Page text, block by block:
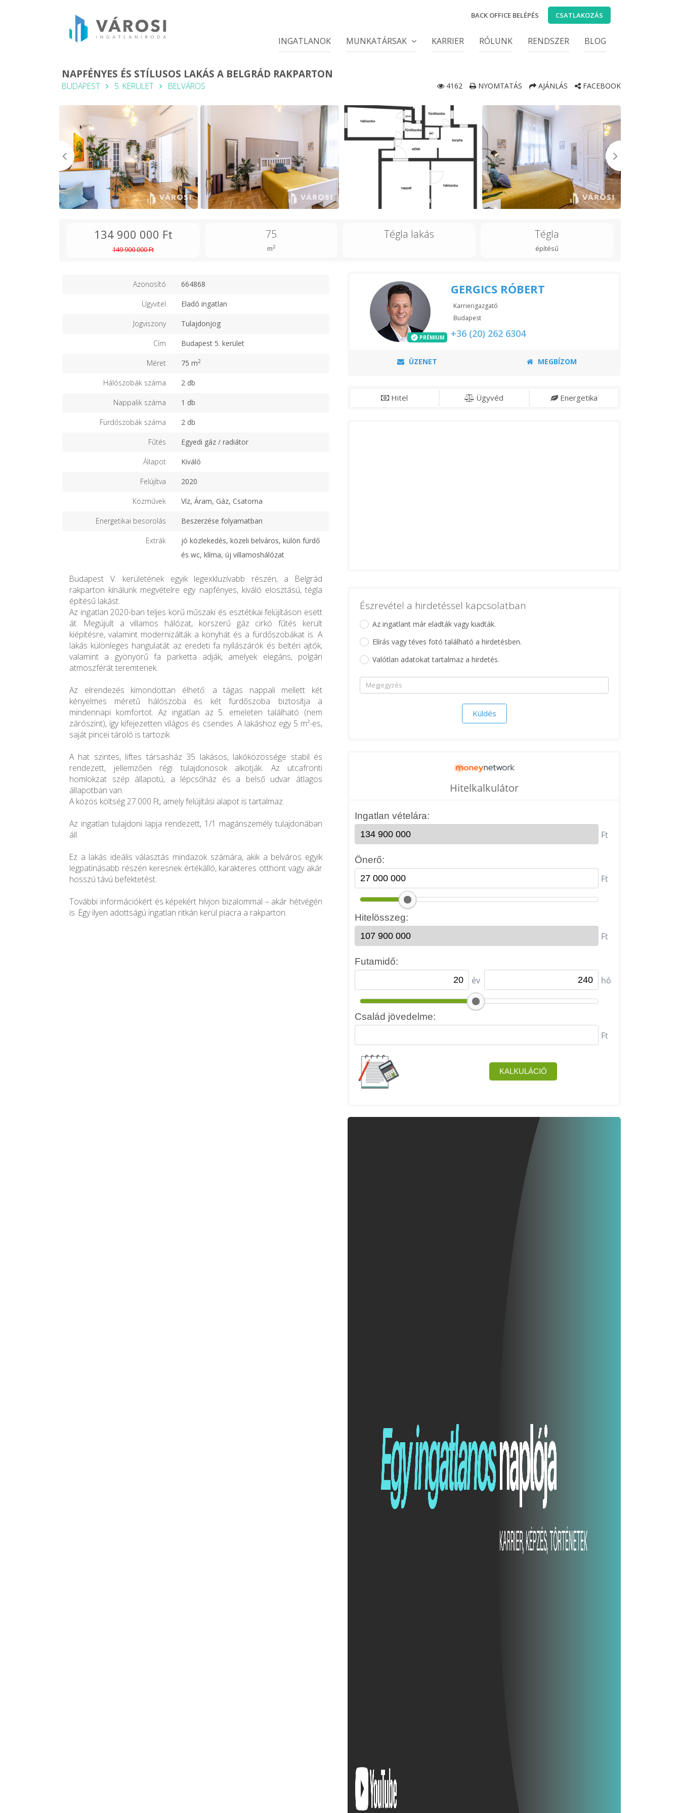
BACK OFFICE BELÉPÉS CSATLAKOZÁS
INGATLANOK MUNKATÁRSAK KARRIER RÓLUNK RENDSZER BLOG
NAPFÉNYES ÉS STÍLUSOS LAKÁS A BELGRÁD RAKPARTON
BUDAPEST 5. KERÜLET BELVÁROS 4162 NYOMTATÁS AJÁNLÁS FACEBOOK
134 900 000 Ft
149 900 000 Ft
75
m2
Tégla lakás Tégla
építésű
Azonosító 664868
Ügyvitel Eladó ingatlan
Jogviszony Tulajdonjog
Cím Budapest 5. kerület
Méret 75 m2
Hálószobák száma 2 db
Nappalik száma 1 db
Fürdőszobák száma 2 db
Fűtés Egyedi gáz / radiátor
Állapot Kiváló
Felújítva 2020
Közművek Víz, Áram, Gáz, Csatorna
Energetikai besorolás Beszerzése folyamatban
Extrák
jó közlekedés, közeli belváros, külön fürdő
és wc, klíma, új villamoshálózat
Budapest V. kerületének egyik legexkluzívabb részén, a Belgrád
rakparton kínálunk megvételre egy napfényes, kiváló elosztású, tégla
építésű lakást.
Az ingatlan 2020-ban teljes körű műszaki és esztétikai felújításon esett
át. Megújult a villamos hálózat, korszerű gáz cirkó fűtés került
kiépítésre, valamint modernizálták a konyhát és a fürdőszobákat is. A
lakás különleges hangulatát az eredeti fa nyílászárók és beltéri ajtók,
valamint a gyönyörű fa parketta adják, amelyek elegáns, polgári
atmoszférát teremtenek.
Az elrendezés kimondottan élhető: a tágas nappali mellett két
kényelmes méretű hálószoba és két fürdőszoba biztosítja a
mindennapi komfortot. Az ingatlan az 5. emeleten található (nem
zárószint), így kifejezetten világos és csendes. A lakáshoz egy 5 m²-es,
saját pincei tároló is tartozik.
A hat szintes, liftes társasház 35 lakásos, lakóközössége stabil és
rendezett, jellemzően régi tulajdonosok alkotják. Az utcafronti
homlokzat szép állapotú, a lépcsőház és a belső udvar átlagos
állapotban van.
A közös költség 27.000 Ft, amely felújítási alapot is tartalmaz.
Az ingatlan tulajdoni lapja rendezett, 1/1 magánszemély tulajdonában
áll.
Ez a lakás ideális választás mindazok számára, akik a belváros egyik
legpatinásabb részén keresnek értékálló, karakteres otthont vagy akár
hosszú távú befektetést.
További információkért és képekért hívjon bizalommal – akár hétvégén
is. Egy ilyen adottságú ingatlan ritkán kerül piacra a rakparton.
PRÉMIUM
GERGICS RÓBERT
Karrierigazgató
Budapest
+36 (20) 262 6304
ÜZENET MEGBÍZOM
Hitel Ügyvéd Energetika
Észrevétel a hirdetéssel kapcsolatban
Az ingatlant már eladták vagy kiadták.
Elírás vagy téves fotó található a hirdetésben.
Valótlan adatokat tartalmaz a hirdetés.